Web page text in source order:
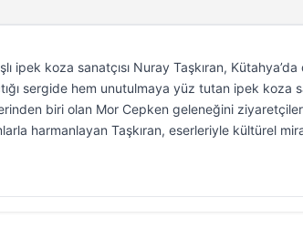
ipek koza sanatçısı Nuray Taşkıran,
sergide hem unutulmaya yüz tutan ipek koza
biri olan Mor Cepken geleneğini
harmanlayan Taşkıran, eserleriyle kültürel